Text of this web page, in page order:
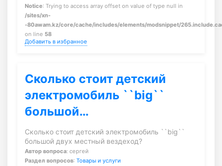
Notice: Trying to access array offset on value of type null in
/sites/xn-
-80awam.kz/core/cache/includes/elements/modsnippet/
on line 58
Добавить в избранное
Сколько стоит детский
электромобиль ``big``
большой…
Сколько стоит детский электромобиль ``big``
большой двух местный вездеход?
Автор вопроса: сергей
Раздел вопросов: Товары и услуги